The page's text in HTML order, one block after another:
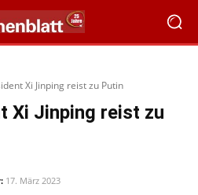
Xi Jinping reist zu Putin
Xi Jinping reist zu
17. März 2023